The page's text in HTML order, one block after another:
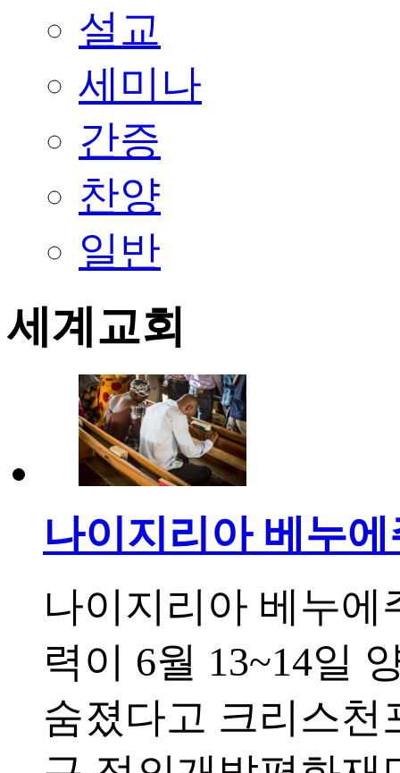
설교
세미나
간증
찬양
일반
세계교회
나이지리아 베누
나이지리아 베누
력이 6월 13~14일
숨졌다고 크리스천